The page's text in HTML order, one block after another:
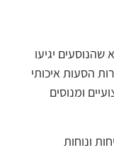
יגיעו
הסעות איכותי
ומנוסים
ונוחות